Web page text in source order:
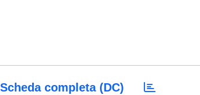
Scheda completa (DC)